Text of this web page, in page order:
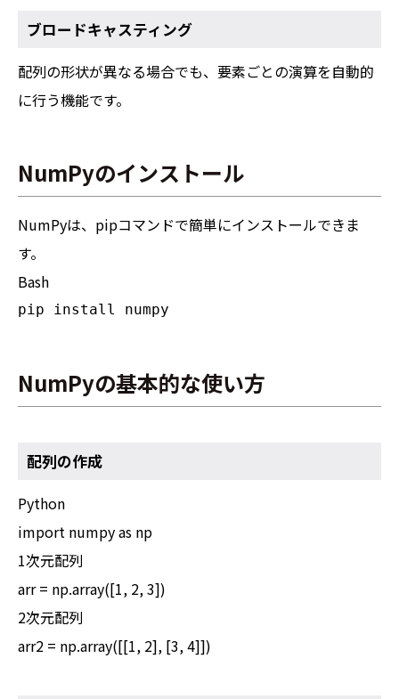
ブロードキャスティング
配列の形状が異なる場合でも、要素ごとの演算を自動的
に行う機能です。
NumPyのインストール
NumPyは、pipコマンドで簡単にインストールできま
す。
Bash
NumPyの基本的な使い方
配列の作成
Python
import numpy as np
1次元配列
arr = np.array([1, 2, 3])
2次元配列
arr2 = np.array([[1, 2], [3, 4]])